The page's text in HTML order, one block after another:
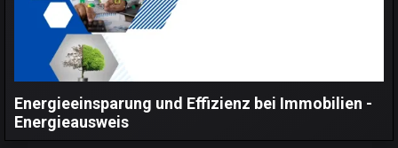
Energieeinsparung und Effizienz bei Immobilien -
Energieausweis